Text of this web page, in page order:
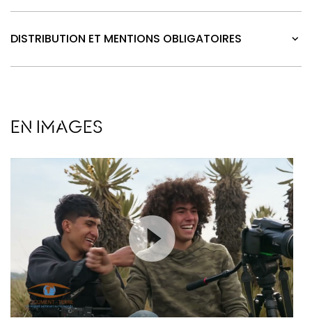
DISTRIBUTION ET MENTIONS OBLIGATOIRES
EN IMAGES
Play